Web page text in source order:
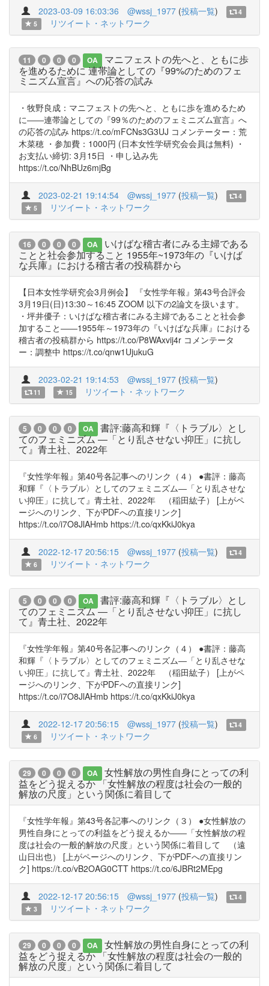
2023-03-09 16:03:36 @wssj_1977 (投稿一覧)
4
5
リツイート・ネットワーク
11 0 0 0 OA
マニフェストの先へと、ともに歩
を進めるために 連帯論としての『99%のためのフェ
ミニズム宣言』への応答の試み
・牧野良成：マニフェストの先へと、ともに歩を進めるため
に――連帯論としての『99％のためのフェミニズム宣言』へ
の応答の試み https://t.co/mFCNs3G3UJ コメンテーター：荒
木菜穂 ・参加費：1000円 (日本女性学研究会会員は無料) ・
お支払い締切: 3月15日 ・申し込み先
https://t.co/NhBUz6mjBg
2023-02-21 19:14:54 @wssj_1977 (投稿一覧)
4
5
リツイート・ネットワーク
16 0 0 0 OA
いけばな稽古者にみる主婦である
ことと社会参加すること 1955年~1973年の『いけば
な兵庫』における稽古者の投稿群から
【日本女性学研究会3月例会】 『女性学年報』第43号合評会
3月19日(日)13:30～16:45 ZOOM 以下の2論文を扱います。
・坪井優子：いけばな稽古者にみる主婦であることと社会参
加すること――1955年～1973年の『いけばな兵庫』における
稽古者の投稿群から https://t.co/P8WAxvij4r コメンテータ
ー：調整中 https://t.co/qnw1UjukuG
2023-02-21 19:14:53 @wssj_1977 (投稿一覧)
11 15 リツイート・ネットワーク
5 0 0 0 OA
書評:藤高和輝『〈トラブル〉とし
てのフェミニズム ―「とり乱させない抑圧」に抗し
て』青土社、2022年
『女性学年報』第40号各記事へのリンク（４） ●書評：藤高
和輝『〈トラブル〉としてのフェミニズム―「とり乱させな
い抑圧」に抗して』青土社、2022年 （稲田紘子） [上がペ
ージへのリンク、下がPDFへの直接リンク]
https://t.co/i7O8JlAHmb https://t.co/qxKkiJ0kya
2022-12-17 20:56:15 @wssj_1977 (投稿一覧)
4
6
リツイート・ネットワーク
5 0 0 0 OA
書評:藤高和輝『〈トラブル〉とし
てのフェミニズム ―「とり乱させない抑圧」に抗し
て』青土社、2022年
『女性学年報』第40号各記事へのリンク（４） ●書評：藤高
和輝『〈トラブル〉としてのフェミニズム―「とり乱させな
い抑圧」に抗して』青土社、2022年 （稲田紘子） [上がペ
ージへのリンク、下がPDFへの直接リンク]
https://t.co/i7O8JlAHmb https://t.co/qxKkiJ0kya
2022-12-17 20:56:15 @wssj_1977 (投稿一覧)
4
6
リツイート・ネットワーク
29 0 0 0 OA
女性解放の男性自身にとっての利
益をどう捉えるか 「女性解放の程度は社会の一般的
解放の尺度」という関係に着目して
『女性学年報』第43号各記事へのリンク（３） ●女性解放の
男性自身にとっての利益をどう捉えるか――「女性解放の程
度は社会の一般的解放の尺度」という関係に着目して （遠
山日出也） [上がページへのリンク、下がPDFへの直接リン
ク] https://t.co/vB2OAG0CTT https://t.co/6JBRt2MEpg
2022-12-17 20:56:15 @wssj_1977 (投稿一覧)
4
3
リツイート・ネットワーク
29 0 0 0 OA
女性解放の男性自身にとっての利
益をどう捉えるか 「女性解放の程度は社会の一般的
解放の尺度」という関係に着目して